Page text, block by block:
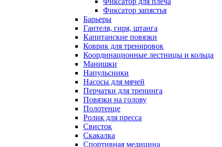
Фиксатор запястья
Барьеры
Гантеля, гиря, штанга
Капитанские повязки
Коврик для тренировок
Координационные лестницы и кольца
Манишки
Напульсники
Насосы для мячей
Перчатки для тренинга
Повязки на голову
Полотенце
Ролик для пресса
Свисток
Скакалка
Спортивная медицина